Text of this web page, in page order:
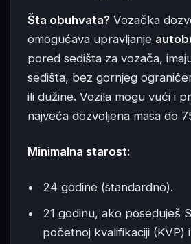
Šta obuhvata? Vozačka
omogućava upravljanje
pored sedišta za vozača,
sedišta, bez gornjeg
ili dužine. Vozila mogu vući i
najveća dozvoljena masa do
Minimalna starost:
24 godine (standardno).
21 godinu, ako poseduješ
početnoj kvalifikaciji (KVP)